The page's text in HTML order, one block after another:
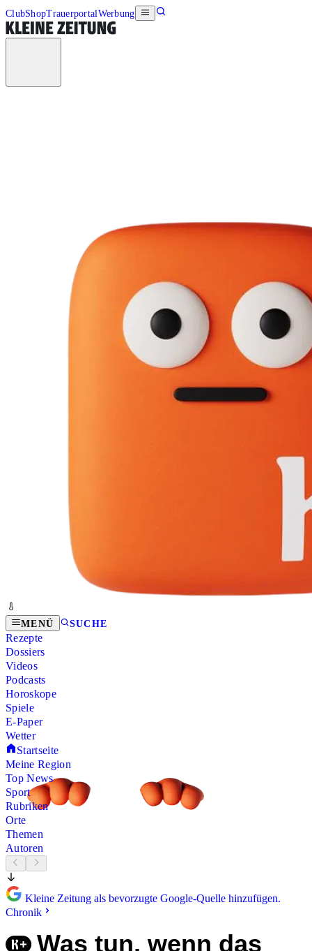
ClubShopTrauerportalWerbung
MENÜ SUCHE
Rezepte
Dossiers
Videos
Podcasts
Horoskope
Spiele
E-Paper
Wetter
Startseite
Meine Region
Top News
Sport
Rubriken
Orte
Themen
Autoren
Kleine Zeitung als bevorzugte Google-Quelle hinzufügen.
Chronik
Was tun, wenn das